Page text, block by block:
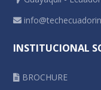
INSTITUCIONAL
BROCHURE